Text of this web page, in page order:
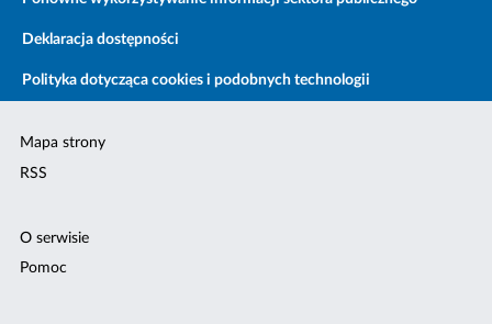
Deklaracja dostępności
Polityka dotycząca cookies i podobnych technologii
Mapa strony
RSS
O serwisie
Pomoc